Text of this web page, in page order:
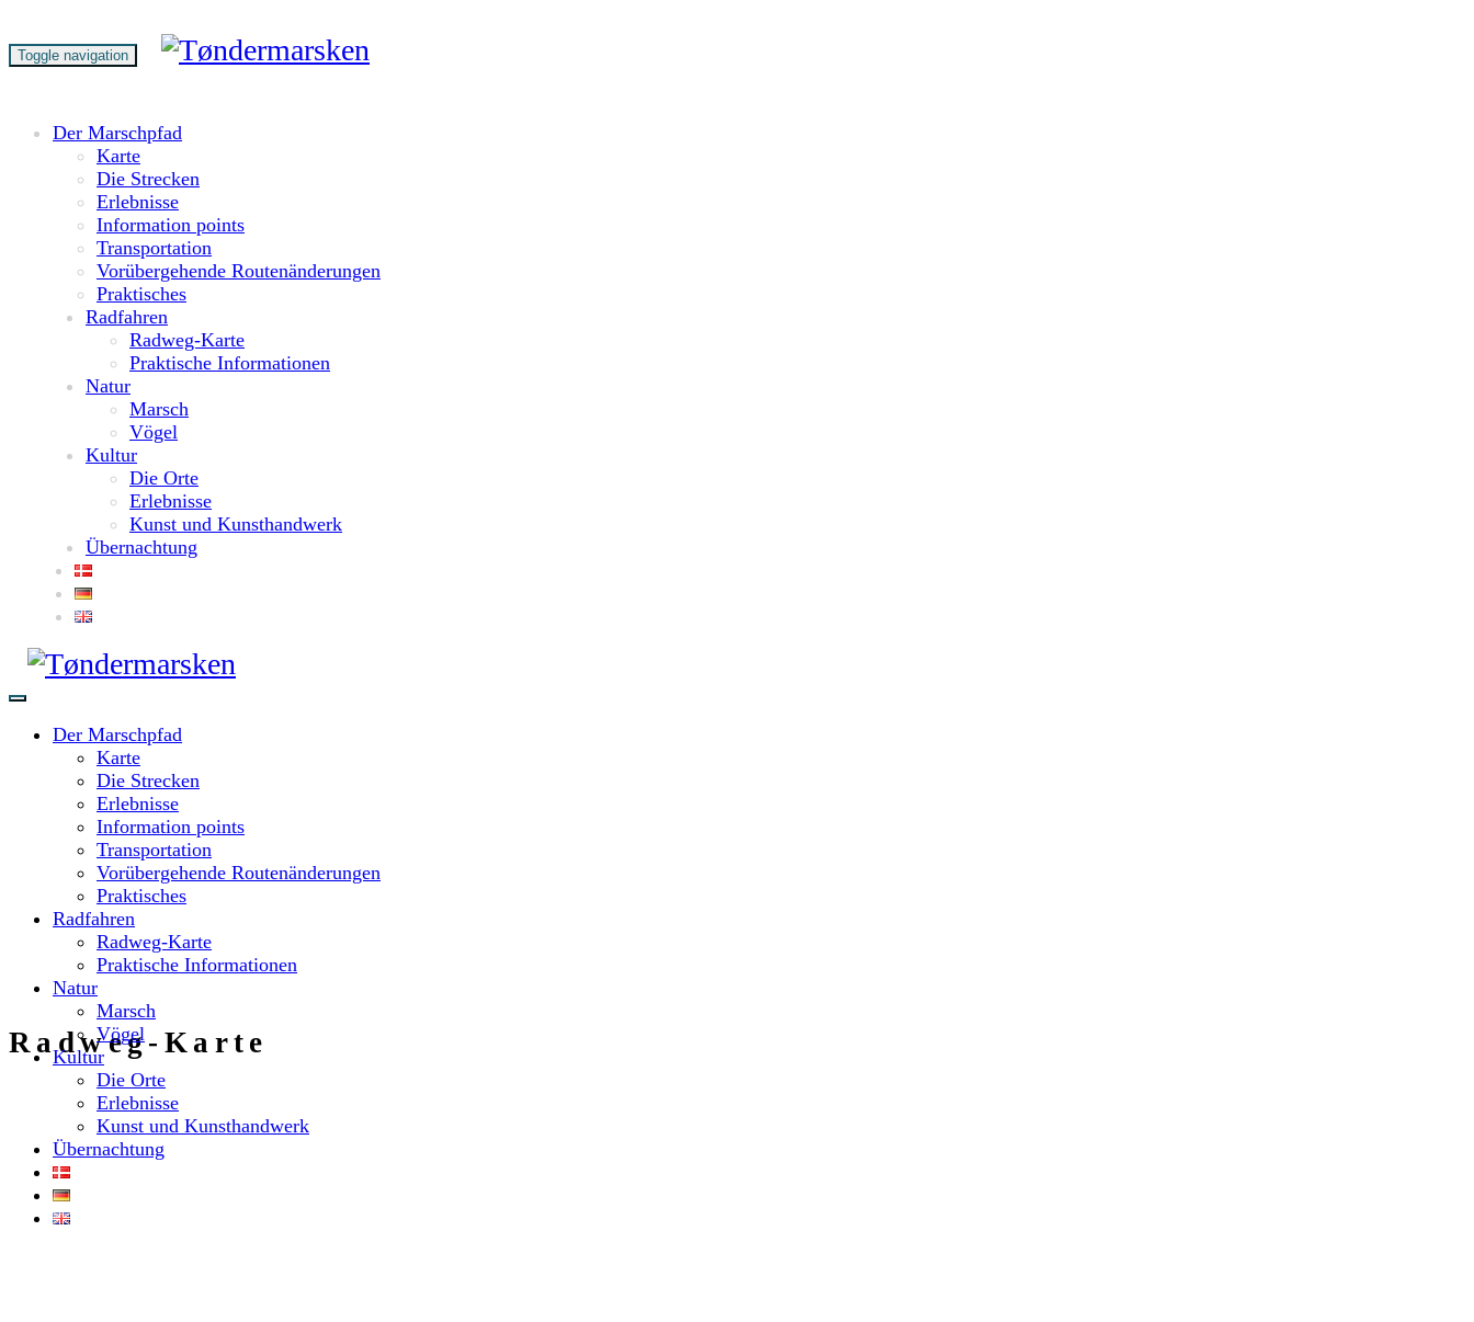
Toggle navigation
Der Marschpfad
Karte
Die Strecken
Erlebnisse
Information points
Transportation
Vorübergehende Routenänderungen
Praktisches
Radfahren
Radweg-Karte
Praktische Informationen
Natur
Marsch
Vögel
Kultur
Die Orte
Erlebnisse
Kunst und Kunsthandwerk
Übernachtung
Der Marschpfad
Karte
Die Strecken
Erlebnisse
Information points
Transportation
Vorübergehende Routenänderungen
Praktisches
Radfahren
Radweg-Karte
Praktische Informationen
Natur
Marsch
Vögel
Kultur
Die Orte
Erlebnisse
Kunst und Kunsthandwerk
Übernachtung
Radweg-Karte